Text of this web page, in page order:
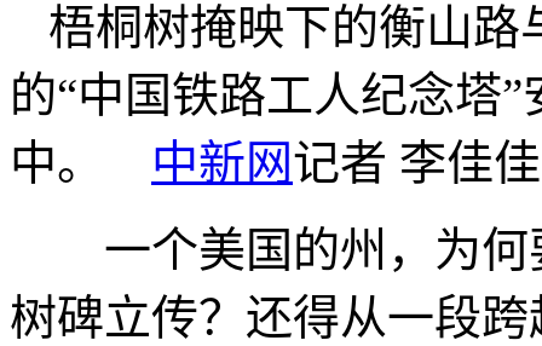
梧桐树掩映下的衡山路
的“中国铁路工人纪念塔
中。 中新网记者 李佳
一个美国的州，为何
树碑立传？还得从一段